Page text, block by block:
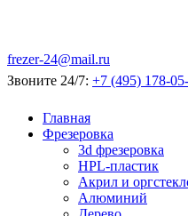
frezer-24@mail.ru
Звоните 24/7: +7 (495) 178-
Главная
Фрезеровка
3d фрезеровка
HPL-пластик
Акрил и
Алюминий